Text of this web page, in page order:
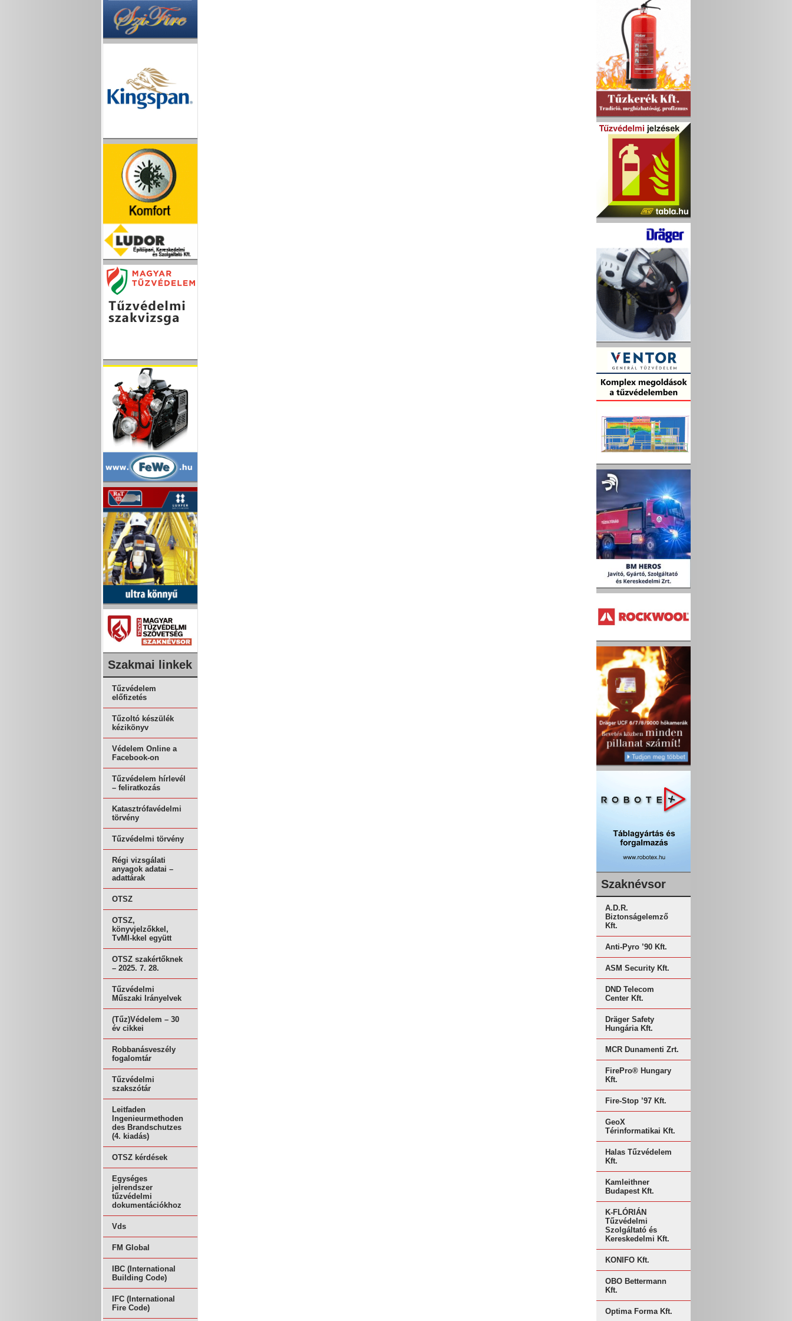
Szakmai linkek
Tűzvédelem
előfizetés
Tűzoltó készülék
kézikönyv
Védelem Online a
Facebook-on
Tűzvédelem hírlevél
– feliratkozás
Katasztrófavédelmi
törvény
Tűzvédelmi törvény
Régi vizsgálati
anyagok adatai –
adattárak
OTSZ
OTSZ,
könyvjelzőkkel,
TvMI-kkel együtt
OTSZ szakértőknek
– 2025. 7. 28.
Tűzvédelmi
Műszaki Irányelvek
(Tűz)Védelem – 30
év cikkei
Robbanásveszély
fogalomtár
Tűzvédelmi
szakszótár
Leitfaden
Ingenieurmethoden
des Brandschutzes
(4. kiadás)
OTSZ kérdések
Egységes
jelrendszer
tűzvédelmi
dokumentációkhoz
Vds
FM Global
IBC (International
Building Code)
IFC (International
Fire Code)
Szaknévsor
A.D.R.
Biztonságelemző
Kft.
Anti-Pyro ’90 Kft.
ASM Security Kft.
DND Telecom
Center Kft.
Dräger Safety
Hungária Kft.
MCR Dunamenti Zrt.
FirePro® Hungary
Kft.
Fire-Stop ’97 Kft.
GeoX
Térinformatikai Kft.
Halas Tűzvédelem
Kft.
Kamleithner
Budapest Kft.
K-FLÓRIÁN
Tűzvédelmi
Szolgáltató és
Kereskedelmi Kft.
KONIFO Kft.
OBO Bettermann
Kft.
Optima Forma Kft.